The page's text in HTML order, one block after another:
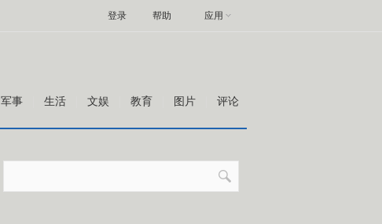
帮助 应用
登录
军事 生活 文娱 教育 图片 评论